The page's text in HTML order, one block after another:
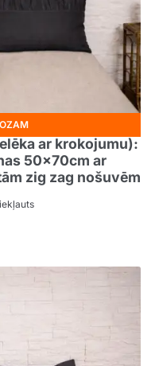
ar krokojumu):
50x70cm ar
zig zag nošuvēm